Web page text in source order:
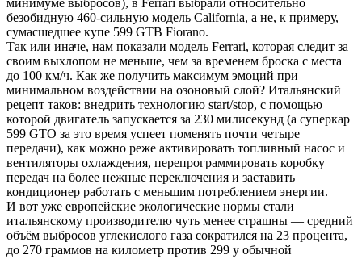
минимуме выбросов), в Ferrari выбрали относительно
безобидную 460-сильную модель California, а не, к примеру,
сумасшедшее купе 599 GTB Fiorano.
Так или иначе, нам показали модель Ferrari, которая следит за
своим выхлопом не меньше, чем за временем броска с места
до 100 км/ч. Как же получить максимум эмоций при
минимальном воздействии на озоновый слой? Итальянский
рецепт таков: внедрить технологию start/stop, с помощью
которой двигатель запускается за 230 милисекунд (а суперкар
599 GTO за это время успеет поменять почти четыре
передачи), как можно реже активировать топливный насос и
вентиляторы охлаждения, перепрограммировать коробку
передач на более нежные переключения и заставить
кондиционер работать с меньшим потреблением энергии.
И вот уже европейские экологические нормы стали
итальянскому производителю чуть менее страшны — средний
объём выбросов углекислого газа сократился на 23 процента,
до 270 граммов на километр против 299 у обычной